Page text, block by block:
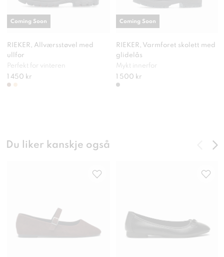
RIEKER, Allværsstøvel med
ullfor
Perfekt for vinteren
1 450 kr
Coming Soon
RIEKER, Varmforet skolett med
glidelås
Mykt innerfor
1 500 kr
Coming Soon
Du liker kanskje også